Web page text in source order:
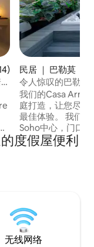
分（满分 5 分），
民居 ｜ 巴勒莫
令人惊叹的巴勒莫
缸！
我们的Casa
庭打造，让您尽情
最佳体验。 我们的私人住宅位于巴勒莫
Soho中心，门口
厅、商店和酒吧。 我们距离塞拉诺广场
（Plaza Serrano
户外用餐区
度假屋便利
无线网络